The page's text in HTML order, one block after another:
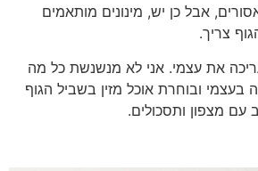
אבל כן יש, מינונים מותאמים
צריך.
את עצמי. אני לא מנשנשת כל מה
בעצמי ובוחרת אוכל מזין בשביל הגוף
מצפון ותסכולים.